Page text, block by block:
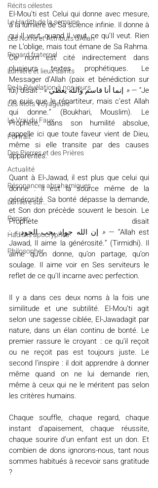
Récits célestes
Le Hadith de la semaine
Les Noms et Attributs d'Allah
Regard fraternel
Lumière et lieux saints
De la Révélation à nos jours
Les Mots Voyageurs
Le Vrai du Faux
Portrait
Des Pierres et des Prières
Actualité
Résonances abrahamiques
Lumière sur...
Penser
Hadiths apocryphes
Philosopher
El-Mou’ti est Celui qui donne avec mesure,
à la lumière de Sa science infinie. Il donne à
qui Il veut, quand Il veut, ce qu’Il veut. Rien
ne L’oblige, mais tout émane de Sa Rahma.
Ce nom est cité indirectement dans
plusieurs textes prophétiques. Le
Messager d’Allah (paix et bénédiction sur
lui) disait : « إنما أنا قاسم والله يعطي » — “Je
ne suis que le répartiteur, mais c’est Allah
qui donne.” (Boukhari, Mouslim). Le
Prophète, dans son humilité absolue,
rappelle ici que toute faveur vient de Dieu,
même si elle transite par des causes
apparentes.
Quant à El-Jawad, il est plus que celui qui
donne : Il est la source même de la
générosité. Sa bonté dépasse la demande,
et Son don précède souvent le besoin. Le
Prophète disait
: « إن الله جواد يحب الجود » — “Allah est
Jawad, Il aime la générosité.” (Tirmidhi). Il
aime qu’on donne, qu’on partage, qu’on
soulage. Il aime voir en Ses serviteurs le
reflet de ce qu’Il incarne avec perfection.
Il y a dans ces deux noms à la fois une
similitude et une subtilité. El-Mou’ti agit
selon une sagesse ciblée, El-Jawadagit par
nature, dans un élan continu de bonté. Le
premier rassure le croyant : ce qu’il reçoit
ou ne reçoit pas est toujours juste. Le
second l’inspire : il doit apprendre à donner
même quand on ne lui demande rien,
même à ceux qui ne le méritent pas selon
les critères humains.
Chaque souffle, chaque regard, chaque
instant d’apaisement, chaque réussite,
chaque sourire d’un enfant est un don. Et
combien de dons ignorons-nous, tant nous
sommes habitués à recevoir sans gratitude
?